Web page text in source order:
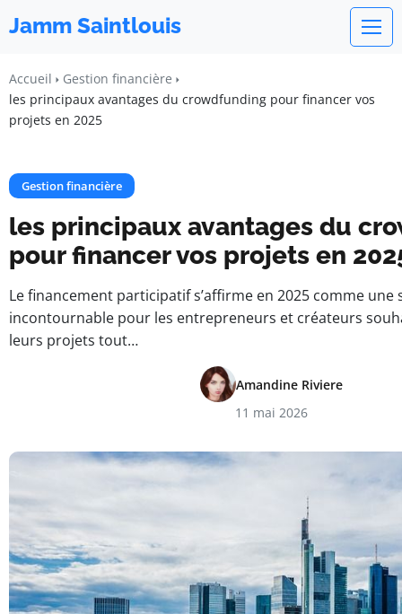
Jamm Saintlouis
Accueil
Gestion financière
les principaux avantages du crowdfunding pour financer vos
projets en 2025
Gestion financière
les principaux avantages du
pour financer vos projets en
Le financement participatif s’affirme en 2025 comme une
incontournable pour les entrepreneurs et créateurs
leurs projets tout…
Amandine Riviere
11 mai 2026